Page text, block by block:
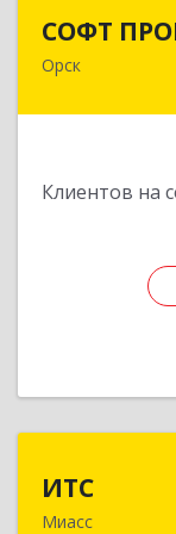
СОФТ
Орск
Клиентов на
ИТС
Миасс456300,